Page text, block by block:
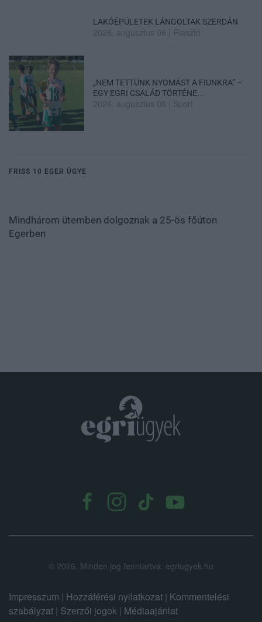
LAKÓÉPÜLETEK LÁNGOLTAK SZERDÁN
2026. augusztus 06 Riasztó
„NEM TETTÜNK NYOMÁST A FIUNKRA” –
EGY EGRI CSALÁD TÖRTÉNE...
2026. augusztus 06 Sport
FRISS 10 EGER ÜGYE
Mindhárom ütemben dolgoznak a 25-ös főúton
Egerben
© 2026. Minden jog fenntartva. egriugyek.hu
Impresszum | Hozzáférési nyilatkozat | Kommentelési
szabályzat | Szerzői jogok | Médiaajánlat